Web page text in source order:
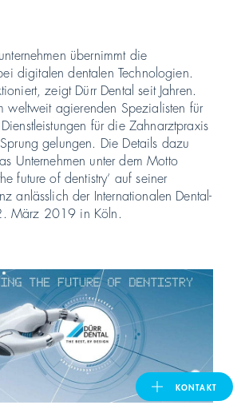
KONTAKT
übernimmt die
digitalen dentalen Technologien.
zeigt Dürr Dental seit Jahren.
weltweit agierenden Spezialisten für
für die Zahnarztpraxis
gelungen. Die Details dazu
Unternehmen unter dem Motto
future of dentistry‘ auf seiner
anlässlich der Internationalen Dental-
März 2019 in Köln.